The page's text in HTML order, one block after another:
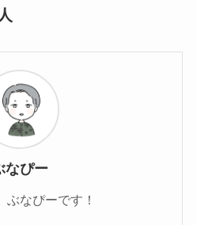
なぴー
ぶなぴーです！